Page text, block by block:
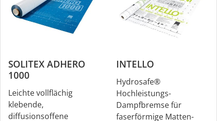
SOLITEX ADHERO
1000
Leichte vollflächig
klebende,
diffusionsoffene
INTELLO
Hydrosafe®
Hochleistungs-
Dampfbremse für
faserförmige Matten-